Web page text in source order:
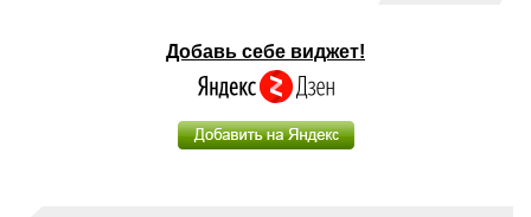
Добавь себе виджет!